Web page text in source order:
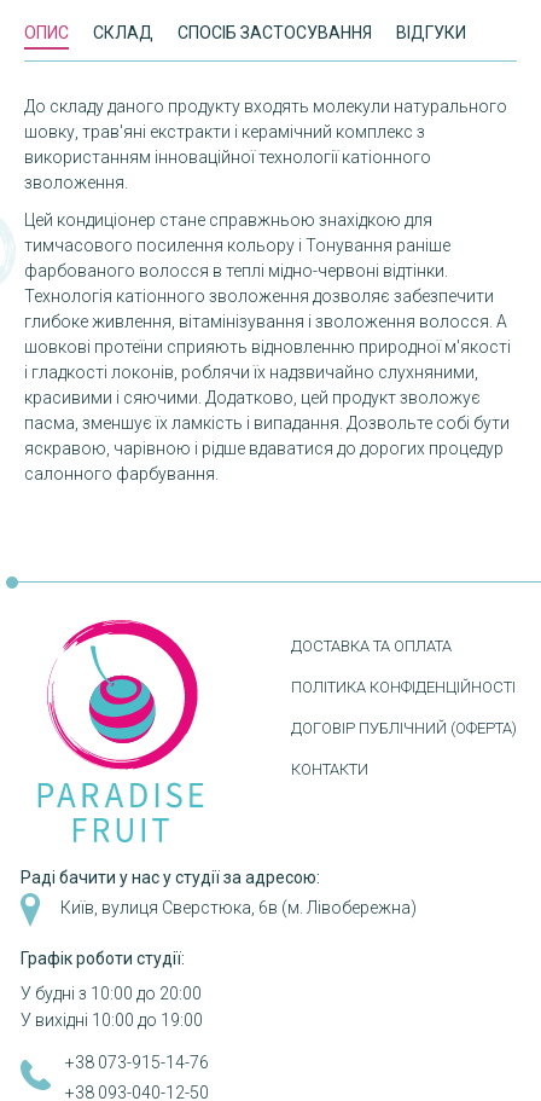
ОПИС СКЛАД СПОСІБ ЗАСТОСУВАННЯ ВІДГУКИ
До складу даного продукту входять молекули натурального
шовку, трав'яні екстракти і керамічний комплекс з
використанням інноваційної технології катіонного
зволоження.
Цей кондиціонер стане справжньою знахідкою для
тимчасового посилення кольору і Тонування раніше
фарбованого волосся в теплі мідно-червоні відтінки.
Технологія катіонного зволоження дозволяє забезпечити
глибоке живлення, вітамінізування і зволоження волосся. А
шовкові протеїни сприяють відновленню природної м'якості
і гладкості локонів, роблячи їх надзвичайно слухняними,
красивими і сяючими. Додатково, цей продукт зволожує
пасма, зменшує їх ламкість і випадання. Дозвольте собі бути
яскравою, чарівною і рідше вдаватися до дорогих процедур
салонного фарбування.
ДОСТАВКА ТА ОПЛАТА
ПОЛІТИКА КОНФІДЕНЦІЙНОСТІ
ДОГОВІР ПУБЛІЧНИЙ (ОФЕРТА)
КОНТАКТИ
Раді бачити у нас у студії за адресою:
Київ, вулиця Сверстюка, 6в (м. Лівобережна)
Графік роботи студії:
У будні з 10:00 до 20:00
У вихідні 10:00 до 19:00
+38 073-915-14-76
+38 093-040-12-50